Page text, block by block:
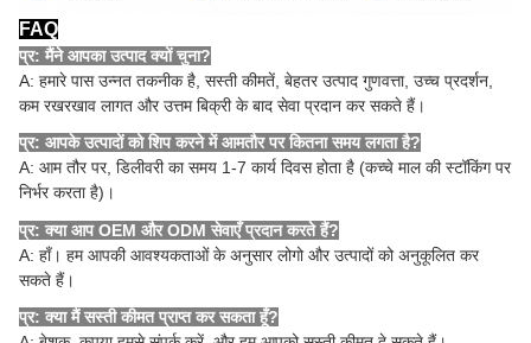
FAQ
प्र: मैंने आपका उत्पाद क्यों चुना?
A: हमारे पास उन्नत तकनीक है, सस्ती कीमतें, बेहतर उत्पाद गुणवत्ता, उच्च प्रदर्शन,
कम रखरखाव लागत और उत्तम बिक्री के बाद सेवा प्रदान कर सकते हैं।
प्र: आपके उत्पादों को शिप करने में आमतौर पर कितना समय लगता है?
A: आम तौर पर, डिलीवरी का समय 1-7 कार्य दिवस होता है (कच्चे माल की स्टॉकिंग पर
निर्भर करता है)।
प्र: क्या आप OEM और ODM सेवाएँ प्रदान करते हैं?
A: हाँ। हम आपकी आवश्यकताओं के अनुसार लोगो और उत्पादों को अनुकूलित कर
सकते हैं।
प्र: क्या मैं सस्ती कीमत प्राप्त कर सकता हूँ?